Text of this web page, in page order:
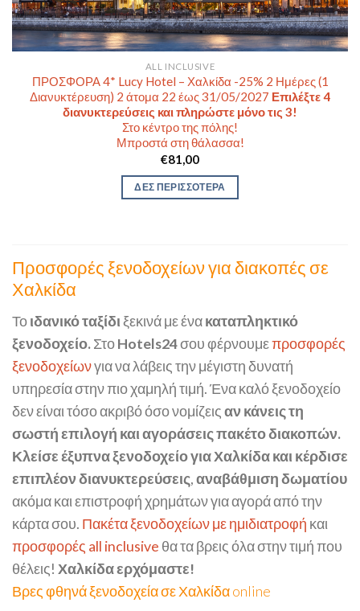
ALL INCLUSIVE
ΠΡΟΣΦΟΡΑ 4* Lucy Hotel – Χαλκίδα -25% 2 Ημέρες (1
Διανυκτέρευση) 2 άτομα 22 έως 31/05/2027 Επιλέξτε 4
διανυκτερεύσεις και πληρώστε μόνο τις 3!
Στο κέντρο της πόλης!
Μπροστά στη θάλασσα!
€81,00
ΔΕΣ ΠΕΡΙΣΣΟΤΕΡΑ
Προσφορές ξενοδοχείων για διακοπές σε
Χαλκίδα
Τοιδανικό ταξίδιξεκινά με ένακαταπληκτικό
ξενοδοχείο.ΣτοHotels24σου φέρνουμεπροσφορές
ξενοδοχείωνγια να λάβεις την μέγιστη δυνατή
υπηρεσία στην πιο χαμηλή τιμή. Ένα καλό ξενοδοχείο
δεν είναι τόσο ακριβό όσο νομίζειςαν κάνεις τη
σωστή επιλογή και αγοράσεις πακέτο διακοπών.
Κλείσε έξυπνα ξενοδοχείο για Χαλκίδα και κέρδισε
επιπλέον διανυκτερεύσεις,αναβάθμιση δωματίου
ακόμα και επιστροφή χρημάτων για αγορά από την
κάρτα σου. Πακέτα ξενοδοχείων με ημιδιατροφή και
προσφορές all inclusive θα τα βρεις όλα στην τιμή που
θέλεις! Χαλκίδα ερχόμαστε!
Βρες φθηνά ξενοδοχεία σε Χαλκίδα online